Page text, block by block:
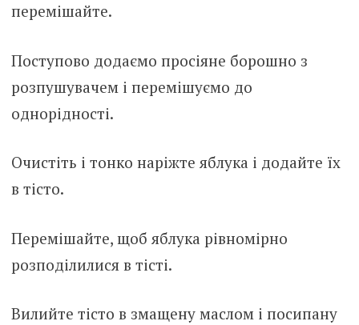
перемішайте.
Поступово додаємо просіяне борошно з
розпушувачем і перемішуємо до
однорідності.
Очистіть і тонко наріжте яблука і додайте їх
в тісто.
Перемішайте, щоб яблука рівномірно
розподілилися в тісті.
Вилийте тісто в змащену маслом і посипану